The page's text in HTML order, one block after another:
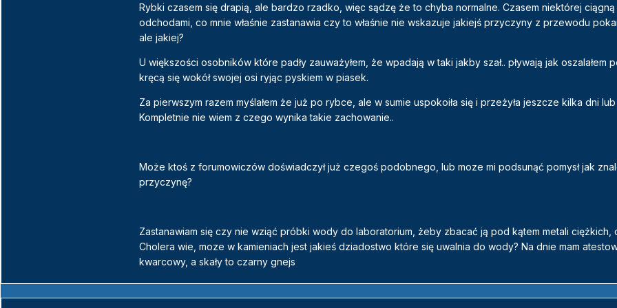
Rybki czasem się drapią, ale bardzo rzadko, więc sądzę że to chyba normalne. Czasem niektórej ciągną
odchodami, co mnie właśnie zastanawia czy to właśnie nie wskazuje jakiejś przyczyny z przewodu
ale jakiej?
U większości osobników które padły zauważyłem, że wpadają w taki jakby szał.. pływają jak oszalałem
kręcą się wokół swojej osi ryjąc pyskiem w piasek.
Za pierwszym razem myślałem że już po rybce, ale w sumie uspokoiła się i przeżyła jeszcze kilka dni
Kompletnie nie wiem z czego wynika takie zachowanie..
Może ktoś z forumowiczów doświadczył już czegoś podobnego, lub moze mi podsunąć pomysł jak
przyczynę?
Zastanawiam się czy nie wziąć próbki wody do laboratorium, żeby zbacać ją pod kątem metali ciężkich,
Cholera wie, moze w kamieniach jest jakieś dziadostwo które się uwalnia do wody? Na dnie mam
kwarcowy, a skały to czarny gnejs